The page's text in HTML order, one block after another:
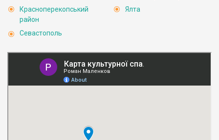
Красноперекопський
район
Севастополь
Ялта